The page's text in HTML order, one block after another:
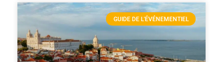
GUIDE DE L'ÉVÉNEMENTIEL